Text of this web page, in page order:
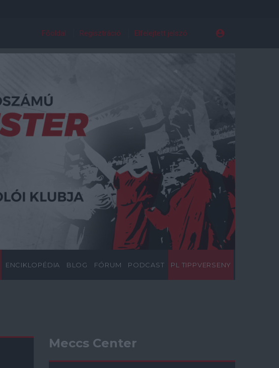
Főoldal Regisztráció Elfelejtett jelszó
ENCIKLOPÉDIA BLOG FÓRUM PODCAST PL TIPPVERSENY
Meccs Center